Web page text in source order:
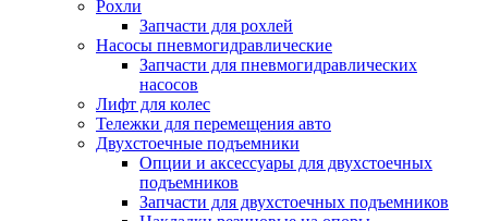
Рохли
Запчасти для рохлей
Насосы пневмогидравлические
Запчасти для пневмогидравлических
насосов
Лифт для колес
Тележки для перемещения авто
Двухстоечные подъемники
Опции и аксессуары для двухстоечных
подъемников
Запчасти для двухстоечных подъемников